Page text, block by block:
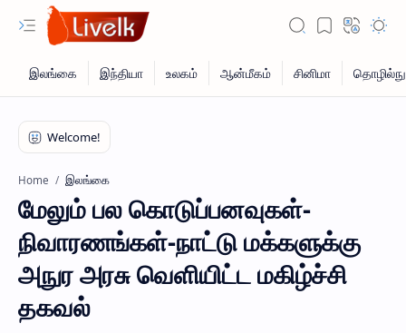
Home இலங்கை
மேலும் பல கொடுப்பனவுகள்-
நிவாரணங்கள்-நாட்டு மக்களுக்கு
அநுர அரசு வெளியிட்ட மகிழ்ச்சி
தகவல்